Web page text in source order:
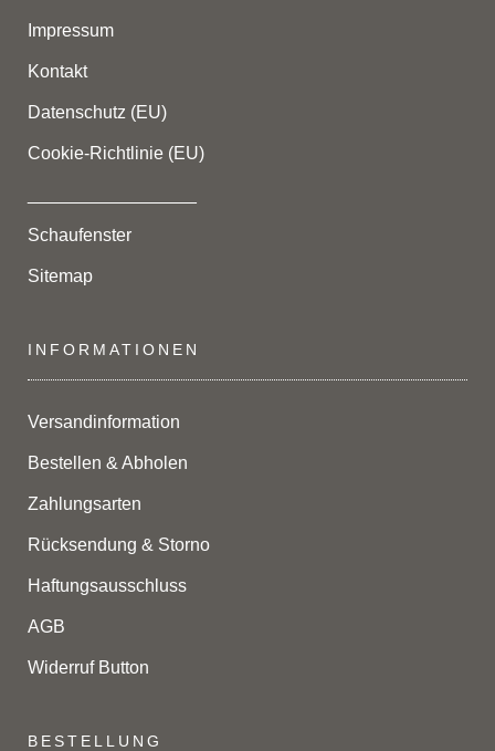
Impressum
Kontakt
Datenschutz (EU)
Cookie-Richtlinie (EU)
Schaufenster
Sitemap
INFORMATIONEN
Versandinformation
Bestellen & Abholen
Zahlungsarten
Rücksendung & Storno
Haftungsausschluss
AGB
Widerruf Button
BESTELLUNG